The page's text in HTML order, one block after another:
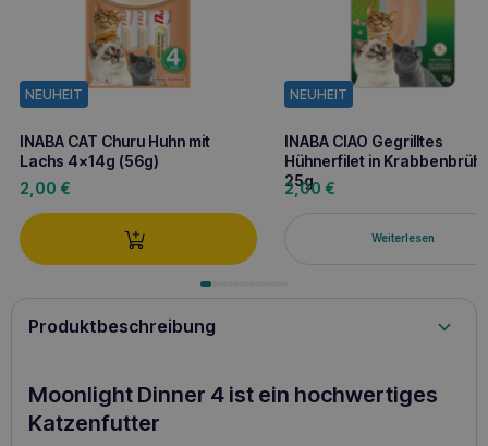
NEUHEIT
INABA CAT Churu Huhn mit
Lachs 4x14g (56g)
2,00 €
NEUHEIT
INABA CIAO Gegrilltes
Hühnerfilet in
25g
2,00 €
Weiterlesen
Produktbeschreibung
Moonlight Dinner 4 ist ein hochwertiges
Katzenfutter